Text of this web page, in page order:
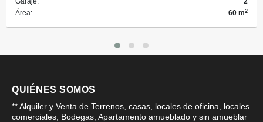
Área:
60 m2
QUIÉNES SOMOS
** Alquiler y Venta de Terrenos, casas, locales de oficina, locales
comerciales, Bodegas, Apartamento amueblado y sin amueblar